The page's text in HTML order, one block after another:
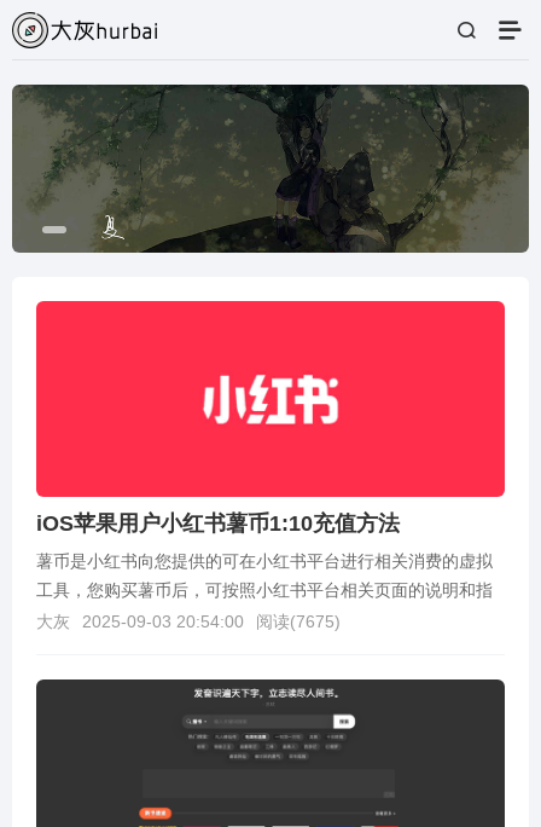
iOS苹果用户小红书薯币1:10充值方法
薯币是小红书向您提供的可在小红书平台进行相关消费的虚拟
工具，您购买薯币后，可按照小红书平台相关页面的说明和指
引使用、获得虚拟礼物、薯条服务等小红书平台上的虚拟产...
大灰 2025-09-03 20:54:00 阅读(7675)